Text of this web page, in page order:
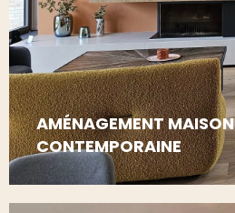
AMÉNAGEMENT MAISON
CONTEMPORAINE